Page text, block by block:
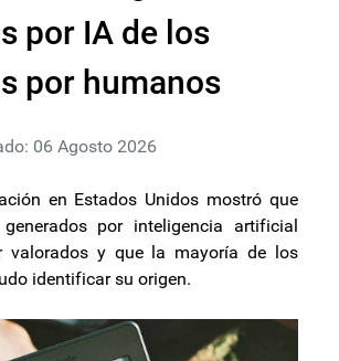
por IA de los
por humanos
06 Agosto 2026
en Estados Unidos mostró que
por inteligencia artificial
valorados y que la mayoría de los
identificar su origen.